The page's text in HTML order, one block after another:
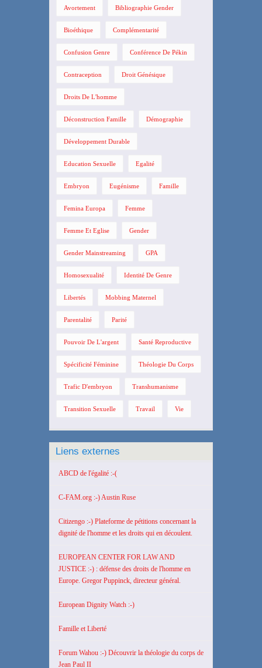
Avortement Bibliographie Gender
Bioéthique Complémentarité
Confusion Genre Conférence De Pékin
Contraception Droit Génésique
Droits De L'homme
Déconstruction Famille Démographie
Développement Durable
Education Sexuelle Egalité
Embryon Eugénisme Famille
Femina Europa Femme
Femme Et Eglise Gender
Gender Mainstreaming GPA
Homosexualité Identité De Genre
Libertés Mobbing Maternel
Parentalité Parité
Pouvoir De L'argent Santé Reproductive
Spécificité Féminine Théologie Du Corps
Trafic D'embryon Transhumanisme
Transition Sexuelle Travail Vie
Liens externes
ABCD de l'égalité :-(
C-FAM.org :-) Austin Ruse
Citizengo :-) Plateforme de pétitions concernant la
dignité de l'homme et les droits qui en découlent.
EUROPEAN CENTER FOR LAW AND
JUSTICE :-) : défense des droits de l'homme en
Europe. Gregor Puppinck, directeur général.
European Dignity Watch :-)
Famille et Liberté
Forum Wahou :-) Découvrir la théologie du corps de
Jean Paul II